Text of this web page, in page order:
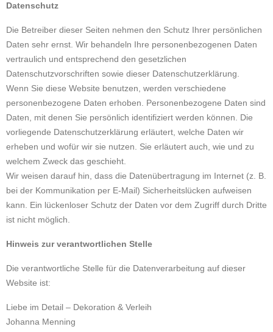
Datenschutz
Die Betreiber dieser Seiten nehmen den Schutz Ihrer persönlichen
Daten sehr ernst. Wir behandeln Ihre personenbezogenen Daten
vertraulich und entsprechend den gesetzlichen
Datenschutzvorschriften sowie dieser Datenschutzerklärung.
Wenn Sie diese Website benutzen, werden verschiedene
personenbezogene Daten erhoben. Personenbezogene Daten sind
Daten, mit denen Sie persönlich identifiziert werden können. Die
vorliegende Datenschutzerklärung erläutert, welche Daten wir
erheben und wofür wir sie nutzen. Sie erläutert auch, wie und zu
welchem Zweck das geschieht.
Wir weisen darauf hin, dass die Datenübertragung im Internet (z. B.
bei der Kommunikation per E-Mail) Sicherheitslücken aufweisen
kann. Ein lückenloser Schutz der Daten vor dem Zugriff durch Dritte
ist nicht möglich.
Hinweis zur verantwortlichen Stelle
Die verantwortliche Stelle für die Datenverarbeitung auf dieser
Website ist:
Liebe im Detail – Dekoration & Verleih
Johanna Menning